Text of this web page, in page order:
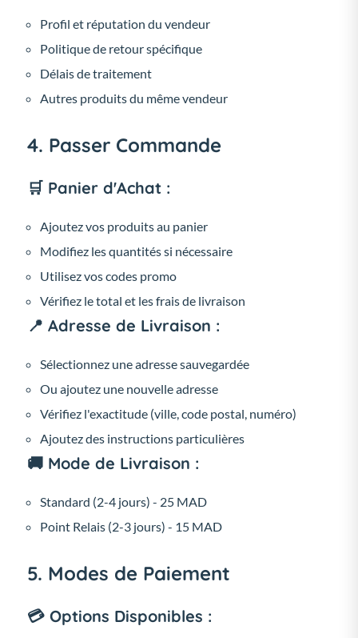
Profil et réputation du vendeur
Politique de retour spécifique
Délais de traitement
Autres produits du même vendeur
4. Passer Commande
🛒 Panier d'Achat :
Ajoutez vos produits au panier
Modifiez les quantités si nécessaire
Utilisez vos codes promo
Vérifiez le total et les frais de livraison
📍 Adresse de Livraison :
Sélectionnez une adresse sauvegardée
Ou ajoutez une nouvelle adresse
Vérifiez l'exactitude (ville, code postal, numéro)
Ajoutez des instructions particulières
🚚 Mode de Livraison :
Standard (2-4 jours) - 25 MAD
Point Relais (2-3 jours) - 15 MAD
5. Modes de Paiement
💳 Options Disponibles :